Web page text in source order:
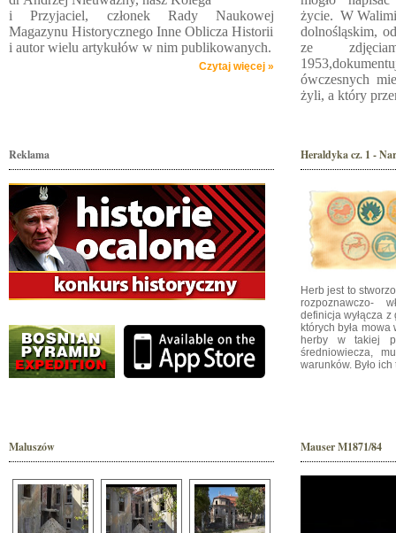
i Przyjaciel, członek Rady Naukowej
Magazynu Historycznego Inne Oblicza Historii
i autor wielu artykułów w nim publikowanych.
Czytaj więcej »
życie. W
dolnośląskim,
ze
ówczesnych
żyli, a który
Reklama Heraldyka cz. 1 -
Herb jest to
rozpoznawczo-
definicja wyłącza
których była mowa
herby w takiej
średniowiecza,
warunków. Było ich
Maluszów Mauser M1871/84